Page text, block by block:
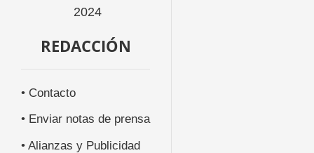
REDACCIÓN
• Contacto
• Enviar notas de prensa
• Alianzas y Publicidad